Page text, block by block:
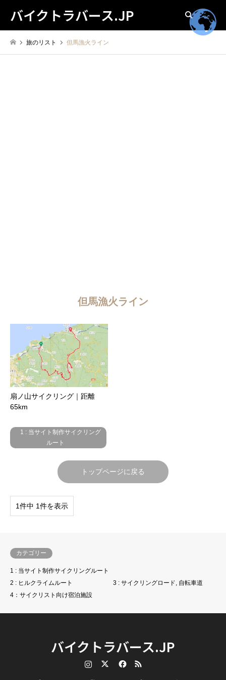
バイクトラバース.JP 検索
旅のリスト 但馬漁火ライン
但馬漁火ライン
扇ノ山サイクリング｜距離
65km
1 : 当サイト制作サイクリング
ルート
トップページに戻る
1件中 1件を表示
カテゴリー
1 : 当サイト制作サイクリングルート
2 : ヒルクライムルート
3 : サイクリングロード, 自転車道
4：サイクリスト向け宿泊施設
バイクトラバース.JP
RSS